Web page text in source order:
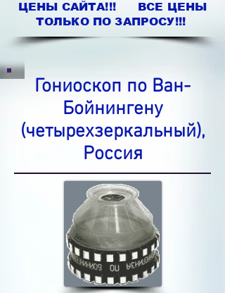
ЦЕНЫ САЙТА!!! ВСЕ ЦЕНЫ
ТОЛЬКО ПО ЗАПРОСУ!!!
Гониоскоп по Ван-
Бойнингену
(четырехзеркальный),
Россия